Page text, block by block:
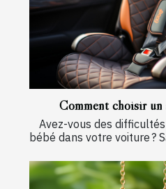
Comment choisir un
Avez-vous des
bébé dans votre voiture ?